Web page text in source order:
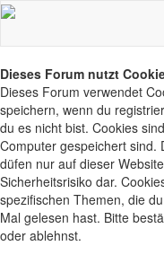
Dieses Forum nutzt
Dieses Forum verwendet
speichern, wenn du
du es nicht bist. Cookies
Computer gespeichert sind.
düfen nur auf dieser
Sicherheitsrisiko dar.
spezifischen Themen, die
Mal gelesen hast. Bitte
oder ablehnst.